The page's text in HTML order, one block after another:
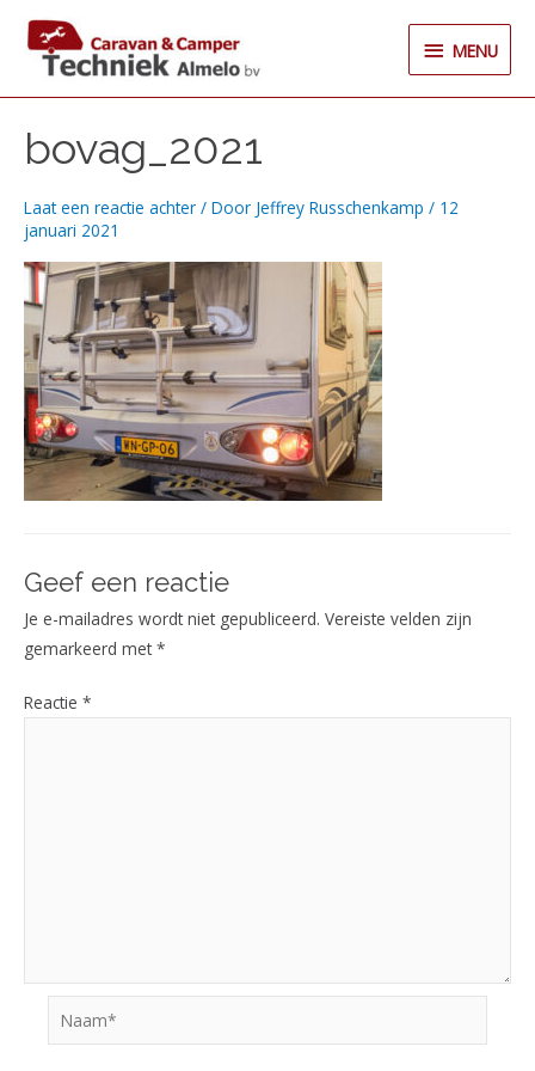
naar
inhoud
MENU
MENU
bovag_2021
Laat een reactie achter / Door Jeffrey Russchenkamp / 12
januari 2021
Geef een reactie
Je e-mailadres wordt niet gepubliceerd. Vereiste velden zijn
gemarkeerd met*
Reactie *